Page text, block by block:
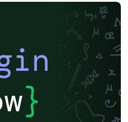
}